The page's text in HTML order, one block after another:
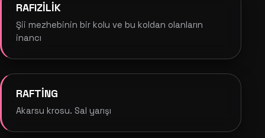
RAFIZİLİK
Şii mezhebinin bir kolu ve bu koldan olanların
inancı
RAFTİNG
Akarsu krosu. Sal yarışı